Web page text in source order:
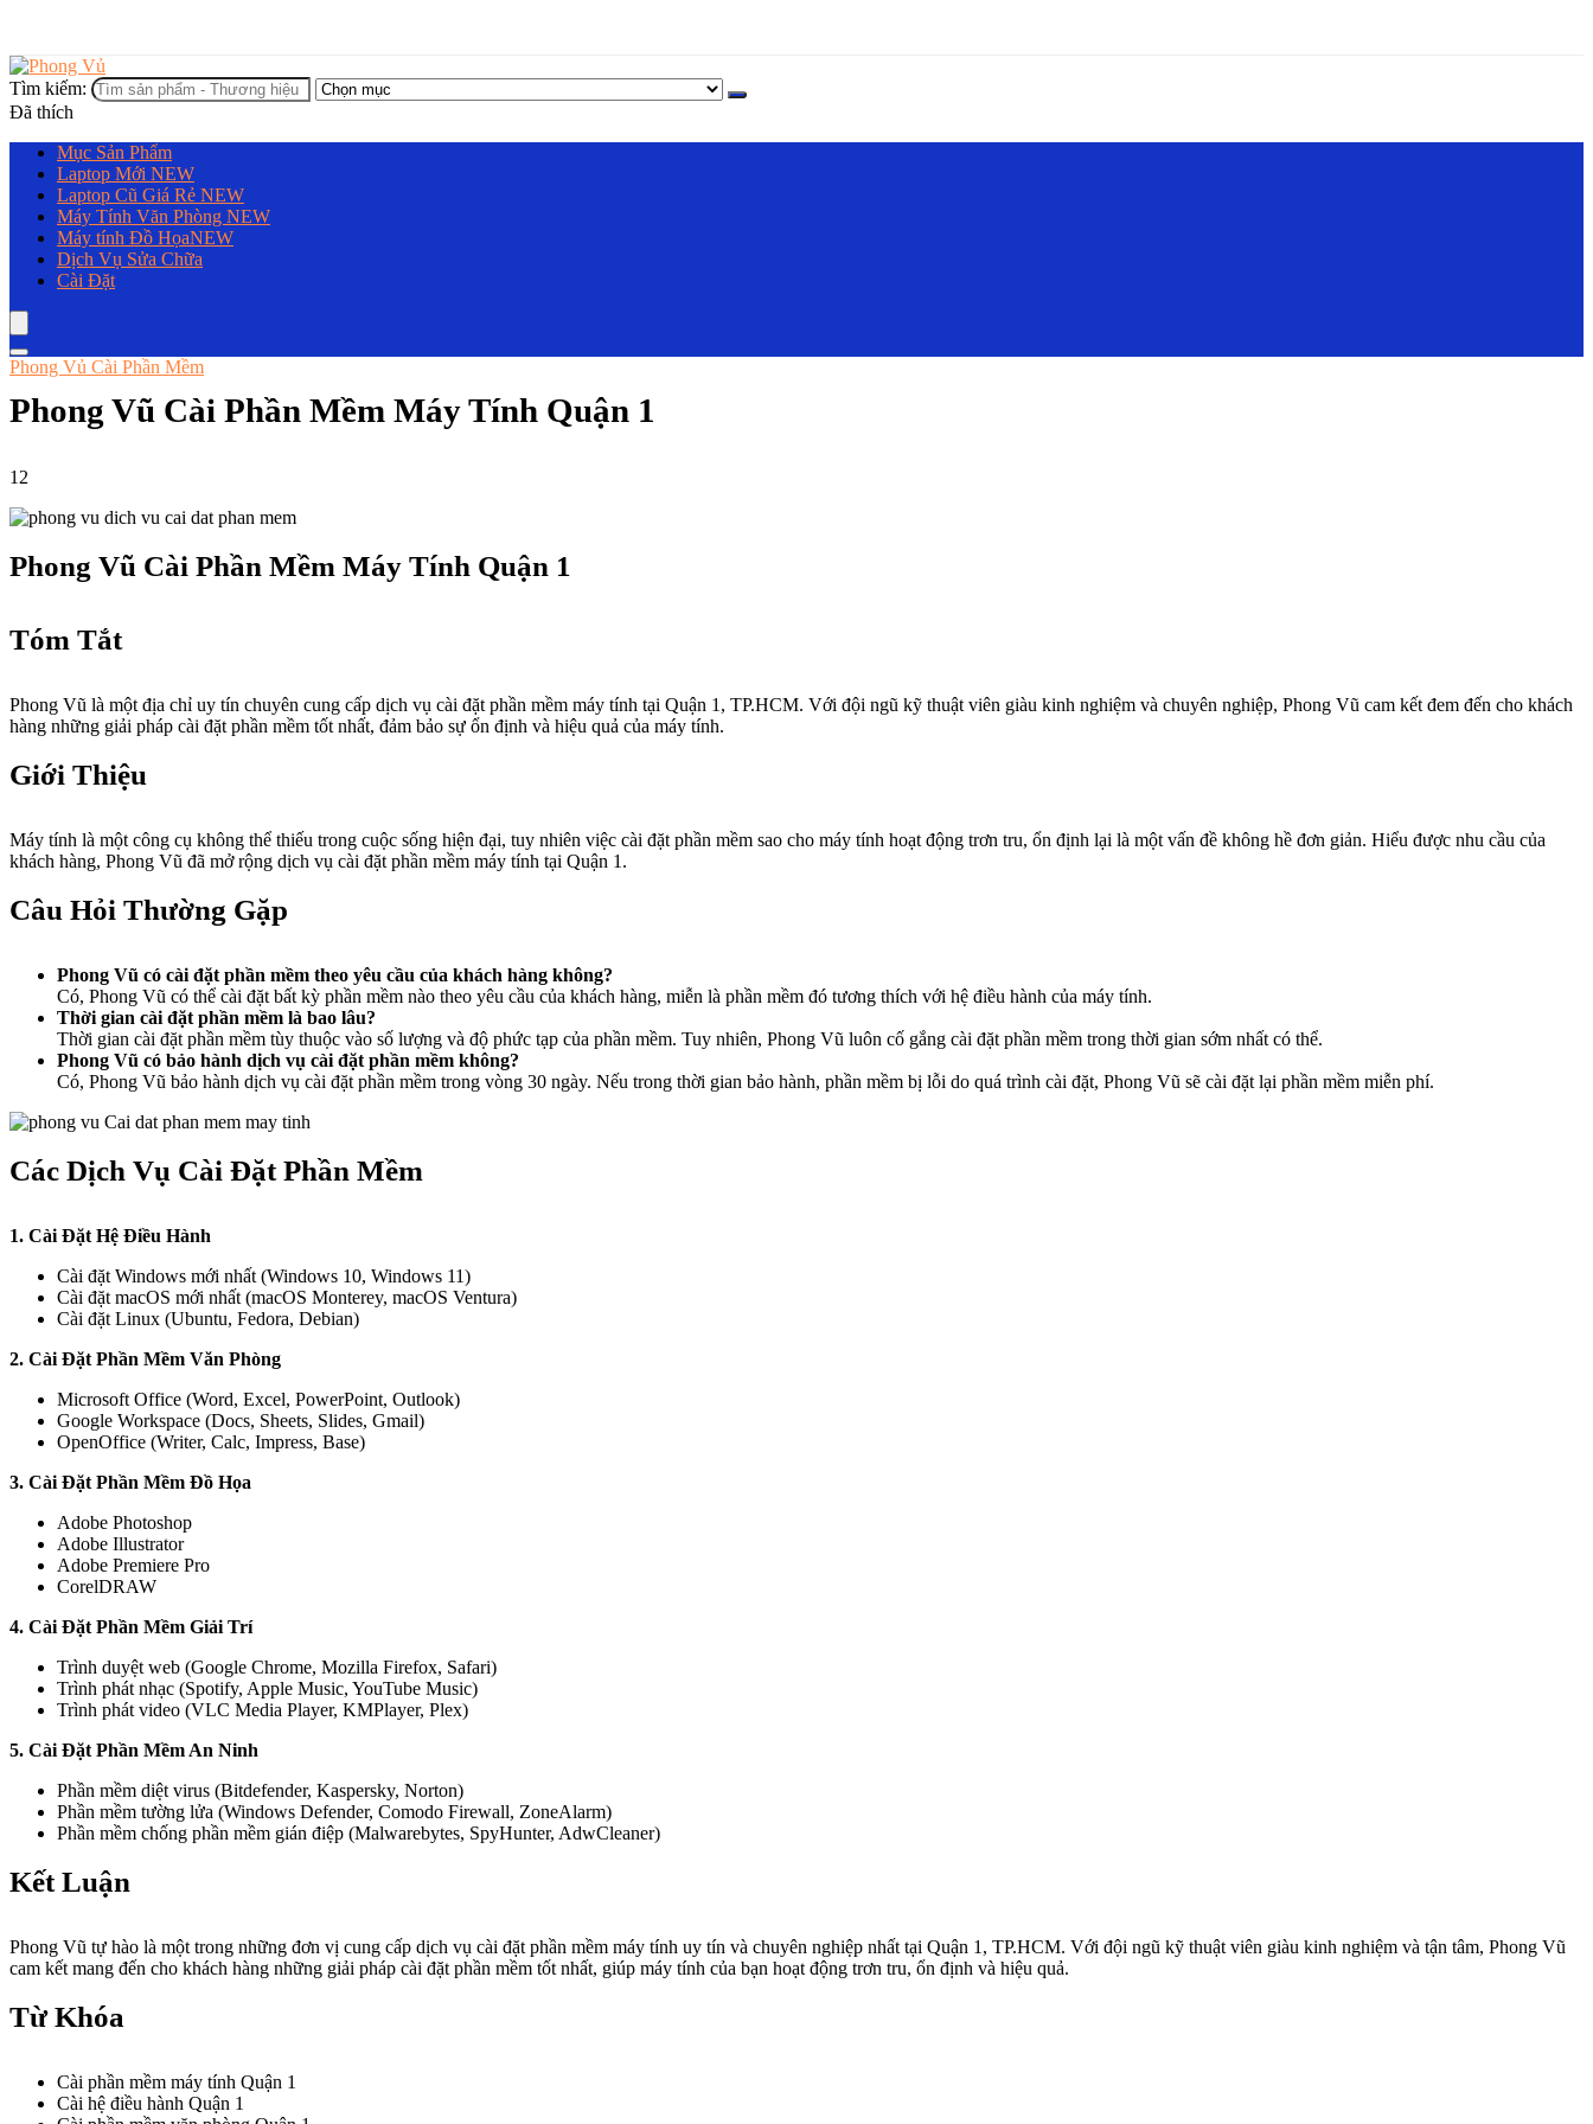
Tìm kiếm:
Đã thích
Mục Sản Phẩm
Laptop Mới NEW
Laptop Cũ Giá Rẻ NEW
Máy Tính Văn Phòng NEW
Máy tính Đồ HọaNEW
Dịch Vụ Sửa Chữa
Cài Đặt
Phong Vủ Cài Phần Mềm
Phong Vũ Cài Phần Mềm Máy Tính Quận 1
12
Phong Vũ Cài Phần Mềm Máy Tính Quận 1
Tóm Tắt
Phong Vũ là một địa chỉ uy tín chuyên cung cấp dịch vụ cài đặt phần mềm máy tính tại Quận 1, TP.HCM. Với đội ngũ kỹ thuật viên giàu kinh nghiệm và chuyên nghiệp, Phong Vũ cam kết đem đến cho khách
hàng những giải pháp cài đặt phần mềm tốt nhất, đảm bảo sự ổn định và hiệu quả của máy tính.
Giới Thiệu
Máy tính là một công cụ không thể thiếu trong cuộc sống hiện đại, tuy nhiên việc cài đặt phần mềm sao cho máy tính hoạt động trơn tru, ổn định lại là một vấn đề không hề đơn giản. Hiểu được nhu cầu của
khách hàng, Phong Vũ đã mở rộng dịch vụ cài đặt phần mềm máy tính tại Quận 1.
Câu Hỏi Thường Gặp
Phong Vũ có cài đặt phần mềm theo yêu cầu của khách hàng không?
Có, Phong Vũ có thể cài đặt bất kỳ phần mềm nào theo yêu cầu của khách hàng, miễn là phần mềm đó tương thích với hệ điều hành của máy tính.
Thời gian cài đặt phần mềm là bao lâu?
Thời gian cài đặt phần mềm tùy thuộc vào số lượng và độ phức tạp của phần mềm. Tuy nhiên, Phong Vũ luôn cố gắng cài đặt phần mềm trong thời gian sớm nhất có thể.
Phong Vũ có bảo hành dịch vụ cài đặt phần mềm không?
Có, Phong Vũ bảo hành dịch vụ cài đặt phần mềm trong vòng 30 ngày. Nếu trong thời gian bảo hành, phần mềm bị lỗi do quá trình cài đặt, Phong Vũ sẽ cài đặt lại phần mềm miễn phí.
Các Dịch Vụ Cài Đặt Phần Mềm
1. Cài Đặt Hệ Điều Hành
Cài đặt Windows mới nhất (Windows 10, Windows 11)
Cài đặt macOS mới nhất (macOS Monterey, macOS Ventura)
Cài đặt Linux (Ubuntu, Fedora, Debian)
2. Cài Đặt Phần Mềm Văn Phòng
Microsoft Office (Word, Excel, PowerPoint, Outlook)
Google Workspace (Docs, Sheets, Slides, Gmail)
OpenOffice (Writer, Calc, Impress, Base)
3. Cài Đặt Phần Mềm Đồ Họa
Adobe Photoshop
Adobe Illustrator
Adobe Premiere Pro
CorelDRAW
4. Cài Đặt Phần Mềm Giải Trí
Trình duyệt web (Google Chrome, Mozilla Firefox, Safari)
Trình phát nhạc (Spotify, Apple Music, YouTube Music)
Trình phát video (VLC Media Player, KMPlayer, Plex)
5. Cài Đặt Phần Mềm An Ninh
Phần mềm diệt virus (Bitdefender, Kaspersky, Norton)
Phần mềm tường lửa (Windows Defender, Comodo Firewall, ZoneAlarm)
Phần mềm chống phần mềm gián điệp (Malwarebytes, SpyHunter, AdwCleaner)
Kết Luận
Phong Vũ tự hào là một trong những đơn vị cung cấp dịch vụ cài đặt phần mềm máy tính uy tín và chuyên nghiệp nhất tại Quận 1, TP.HCM. Với đội ngũ kỹ thuật viên giàu kinh nghiệm và tận tâm, Phong Vũ
cam kết mang đến cho khách hàng những giải pháp cài đặt phần mềm tốt nhất, giúp máy tính của bạn hoạt động trơn tru, ổn định và hiệu quả.
Từ Khóa
Cài phần mềm máy tính Quận 1
Cài hệ điều hành Quận 1